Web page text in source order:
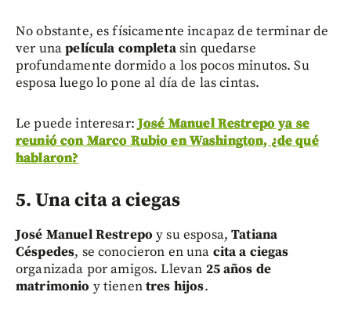
No obstante, es físicamente incapaz de terminar de
ver unapelícula completasin quedarse
profundamente dormido a los pocos minutos. Su
esposa luego lo pone al día de las cintas.
Le puede interesar:José Manuel Restrepo ya se
reunió con Marco Rubio en Washington, ¿de qué
hablaron?
5. Una cita a ciegas
José Manuel Restrepo y su esposa,Tatiana
Céspedes, se conocieron en una cita a ciegas
organizada por amigos. Llevan 25 años de
matrimonio y tienentres hijos.